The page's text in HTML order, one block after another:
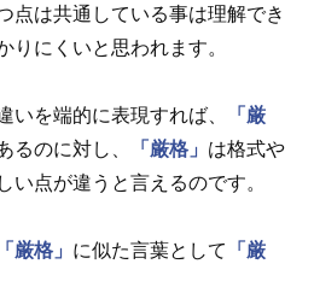
点は共通している事は理解でき
りにくいと思われます。
いを端的に表現すれば、
「厳
るのに対し、 「厳格」 は格式や
い点が違うと言えるのです。
「厳格」 に似た言葉として
「厳